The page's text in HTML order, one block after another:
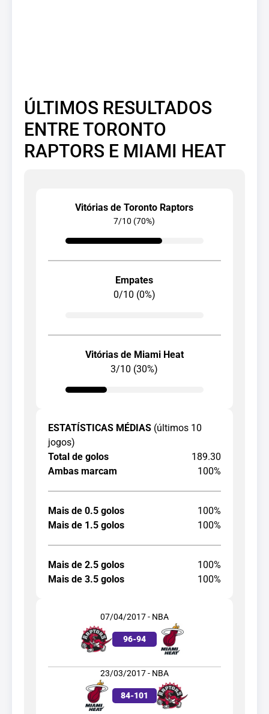
ÚLTIMOS RESULTADOS
ENTRE TORONTO
RAPTORS E MIAMI HEAT
Vitórias de Toronto Raptors
7/10 (70%)
Empates
0/10 (0%)
Vitórias de Miami Heat
3/10 (30%)
ESTATÍSTICAS MÉDIAS (últimos 10
jogos)
Total de golos
189.30
Ambas marcam
100%
Mais de 0.5 golos
100%
Mais de 1.5 golos
100%
Mais de 2.5 golos
100%
Mais de 3.5 golos
100%
07/04/2017 - NBA
96-94
23/03/2017 - NBA
84-101